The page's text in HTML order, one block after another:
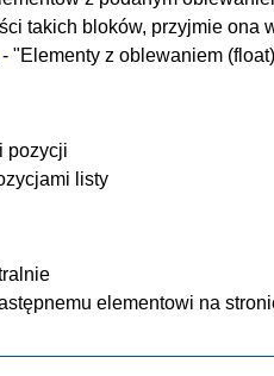
takich bloków, przyjmie ona
- "Elementy z oblewaniem
pozycji
listy
elementowi na